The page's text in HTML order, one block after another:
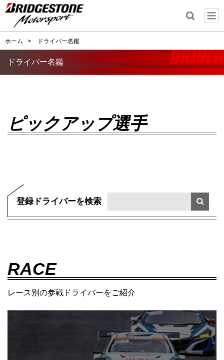
ホーム > ドライバー名鑑
ドライバー名鑑
ピックアップ選手
登録ドライバーを検索
RACE
レース別の参戦ドライバーをご紹介